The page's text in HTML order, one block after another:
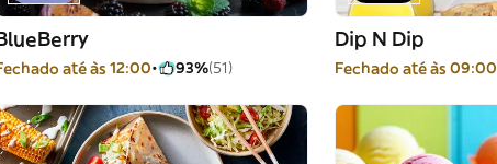
até às 12:00 93%(51)
Dip N Dip
Fechado até às 09:00